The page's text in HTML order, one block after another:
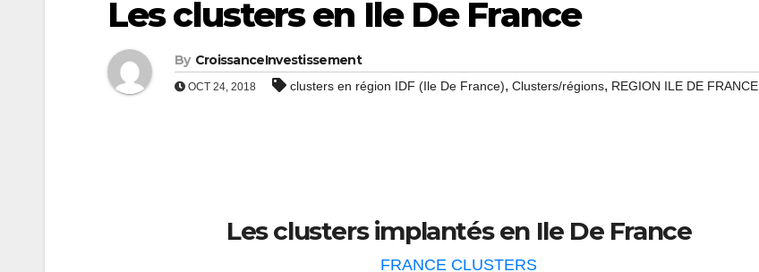
Les clusters en Ile De France
By CroissanceInvestissement
OCT 24, 2018 clusters en région IDF (Ile De France), Clusters/régions, REGION ILE DE FRANCE
Les clusters implantés en Ile De France
FRANCE CLUSTERS